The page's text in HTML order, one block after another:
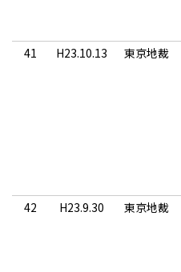
41
H23.10.13 東京地裁
42
H23.9.30 東京地裁